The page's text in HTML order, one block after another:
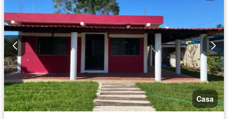
Casa